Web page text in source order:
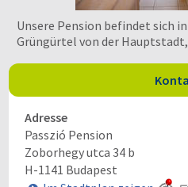
Unsere Pension befindet sich
Grüngürtel von der
Adresse
Passzió Pension
Zoborhegy utca 34 b
H-1141 Budapest